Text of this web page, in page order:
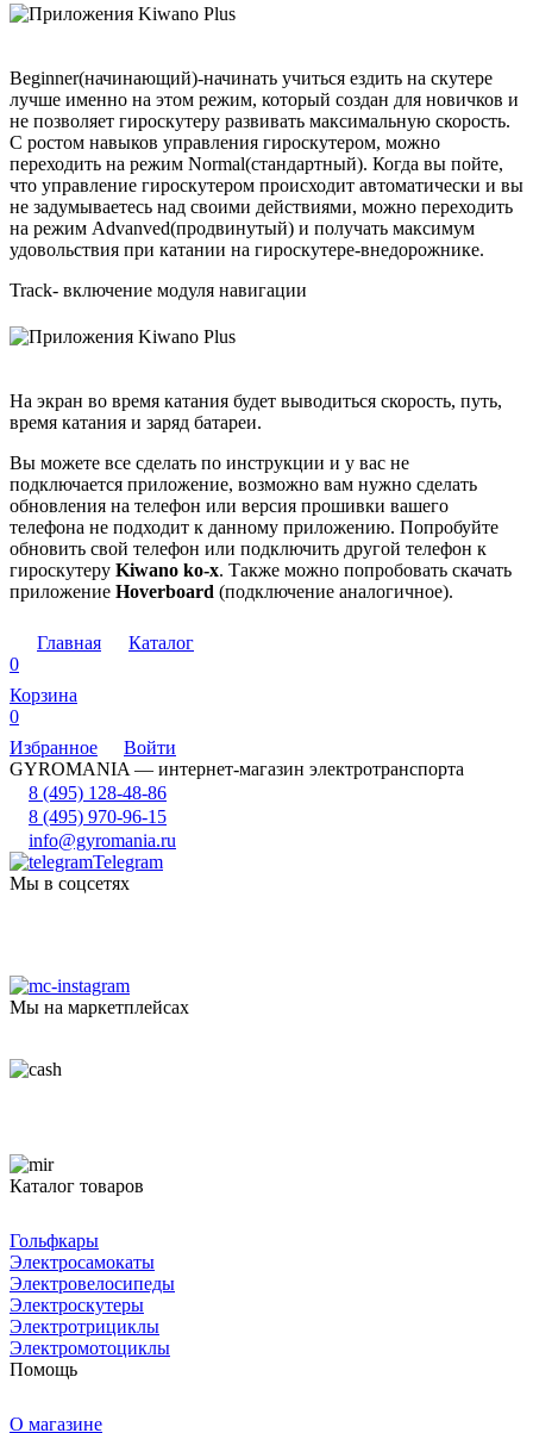
Beginner(начинающий)-начинать учиться ездить на скутере
лучше именно на этом режим, который создан для новичков и
не позволяет гироскутеру развивать максимальную скорость.
С ростом навыков управления гироскутером, можно
переходить на режим Normal(стандартный). Когда вы пойте,
что управление гироскутером происходит автоматически и вы
не задумываетесь над своими действиями, можно переходить
на режим Advanved(продвинутый) и получать максимум
удовольствия при катании на гироскутере-внедорожнике.
Track- включение модуля навигации
На экран во время катания будет выводиться скорость, путь,
время катания и заряд батареи.
Вы можете все сделать по инструкции и у вас не
подключается приложение, возможно вам нужно сделать
обновления на телефон или версия прошивки вашего
телефона не подходит к данному приложению. Попробуйте
обновить свой телефон или подключить другой телефон к
гироскутеру Kiwano ko-x. Также можно попробовать скачать
приложение Hoverboard (подключение аналогичное).
Главная
Каталог
0
Корзина
0
Избранное
Войти
GYROMANIA — интернет-магазин электротранспорта
8 (495) 128-48-86
8 (495) 970-96-15
info@gyromania.ru
Telegram
Мы в соцсетях
Мы на маркетплейсах
Каталог товаров
Гольфкары
Электросамокаты
Электровелосипеды
Электроскутеры
Электротрициклы
Электромотоциклы
Помощь
О магазине